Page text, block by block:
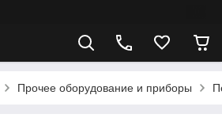
Прочее оборудование и приборы